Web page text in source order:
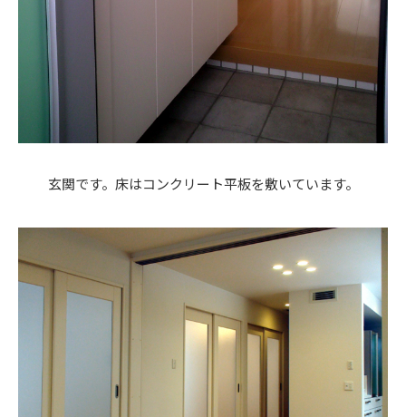
玄関です。床はコンクリート平板を敷いています。